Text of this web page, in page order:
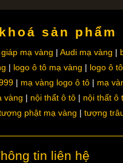
sản phẩm
mạ vàng Audi mạ vàng
logo ô tô mạ vàng logo ô
mạ vàng logo ô tô mạ
vàng
nội thất ô tô nội thất ô
phật mạ vàng tượng
tin liên hệ